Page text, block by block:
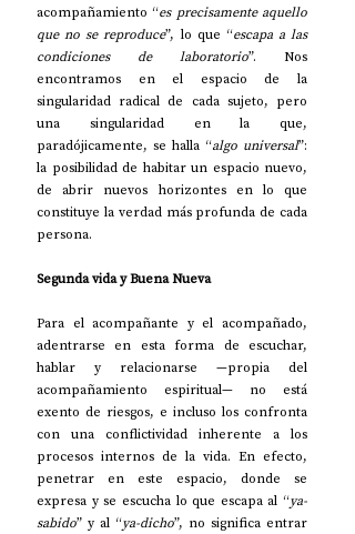
acompañamiento “es precisamente aquello
que no se reproduce”, lo que “escapa a las
condiciones de laboratorio”. Nos
encontramos en el espacio de la
singularidad radical de cada sujeto, pero
una singularidad en la que,
paradójicamente, se halla “algo universal”:
la posibilidad de habitar un espacio nuevo,
de abrir nuevos horizontes en lo que
constituye la verdad más profunda de cada
persona.
Segunda vida y Buena Nueva
Para el acompañante y el acompañado,
adentrarse en esta forma de escuchar,
hablar y relacionarse —propia del
acompañamiento espiritual— no está
exento de riesgos, e incluso los confronta
con una conflictividad inherente a los
procesos internos de la vida. En efecto,
penetrar en este espacio, donde se
expresa y se escucha lo que escapa al “ya-
sabido” y al “ya-dicho”, no significa entrar